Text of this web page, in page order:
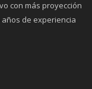
con más proyección
de experiencia